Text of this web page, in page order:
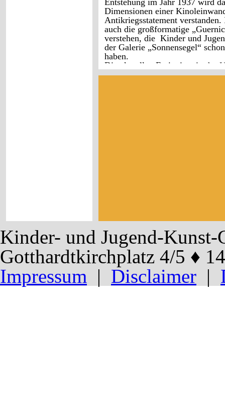
Entstehung im Jahr 1937 wird
Dimensionen einer
Antikriegsstatement
auch die großformatige
verstehen, die Kinder und
der Galerie „Sonnensegel“
haben.
Die aktuellen Ereignisse in der
genug, diese Arbeit wieder in
Kinder- und Jugend-Kunst-
Gotthardtkirchplatz 4/5 ♦
Impressum | Disclaimer |